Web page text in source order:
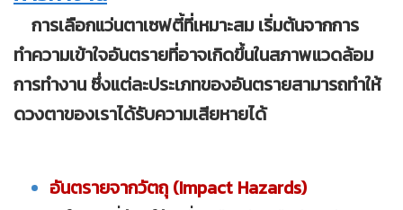
การเลือกแว่นตาเซฟตี้ที่เหมาะสม เริ่มต้นจากการ
ทำความเข้าใจอันตรายที่อาจเกิดขึ้นในสภาพแวดล้อม
การทำงาน ซึ่งแต่ละประเภทของอันตรายสามารถทำให้
ดวงตาของเราได้รับความเสียหายได้
อันตรายจากวัตถุ (Impact Hazards)